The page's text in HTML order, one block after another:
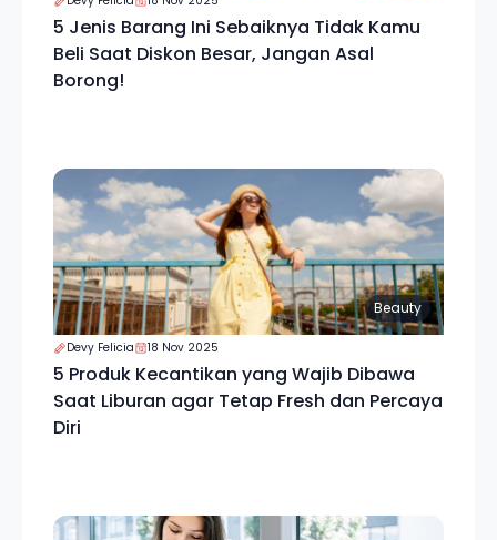
5 Jenis Barang Ini Sebaiknya Tidak Kamu
Beli Saat Diskon Besar, Jangan Asal
Borong!
Beauty
Devy Felicia 18 Nov 2025
5 Produk Kecantikan yang Wajib Dibawa
Saat Liburan agar Tetap Fresh dan Percaya
Diri